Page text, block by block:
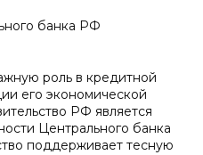
банка РФ
роль в кредитной
его экономической
РФ является
Центрального банка
поддерживает тесную